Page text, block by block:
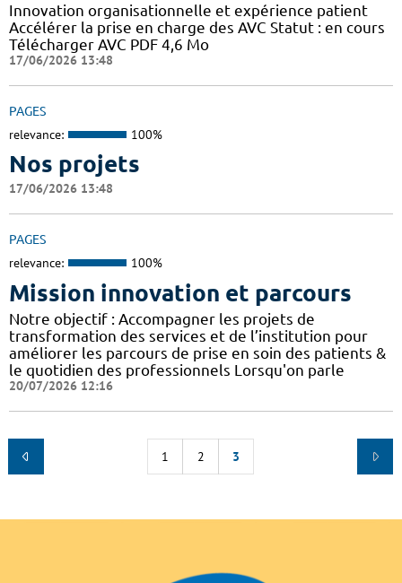
Innovation organisationnelle et expérience patient
Accélérer la prise en charge des AVC Statut : en cours
Télécharger AVC PDF 4,6 Mo
17/06/2026 13:48
PAGES
relevance: 100%
Nos projets
17/06/2026 13:48
PAGES
relevance: 100%
Mission innovation et parcours
Notre objectif : Accompagner les projets de
transformation des services et de l’institution pour
améliorer les parcours de prise en soin des patients &
le quotidien des professionnels Lorsqu'on parle
20/07/2026 12:16
1 2 3